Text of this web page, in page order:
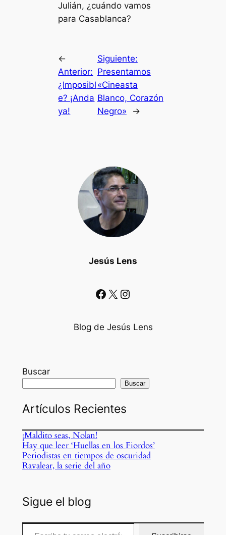
Jesús Lens
Facebook X Instagram
Blog de Jesús Lens
Julián, ¿cuándo vamos
para Casablanca?
←
Anterior:
¿Imposibl
e? ¡Anda
ya!
Siguiente:
Presentamos
«Cineasta
Blanco, Corazón
Negro»
→
Buscar
Buscar
Artículos Recientes
¡Maldito seas, Nolan!
Hay que leer ‘Huellas en los Fiordos’
Periodistas en tiempos de oscuridad
Ravalear, la serie del año
Sigue el blog
Escribe tu correo electrónico…